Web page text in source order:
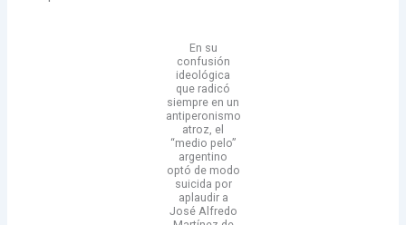
En su
confusión
ideológica
que radicó
siempre en un
antiperonismo
atroz, el
“medio pelo”
argentino
optó de modo
suicida por
aplaudir a
José Alfredo